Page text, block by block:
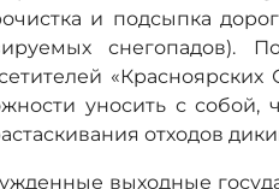
и подсыпка
снегопадов).
уносить с собой,
отходов
выходные